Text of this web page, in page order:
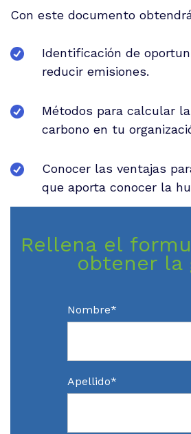
Con este documento
Identificación de
reducir emisiones.
Métodos para calcular
carbono en tu
Conocer las ventajas
que aporta conocer la
Rellena el
obtener la
Nombre*
Apellido*